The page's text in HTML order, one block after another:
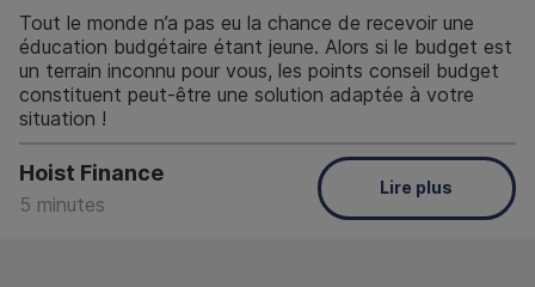
Tout le monde n’a pas eu la chance de recevoir une
éducation budgétaire étant jeune. Alors si le budget est
un terrain inconnu pour vous, les points conseil budget
constituent peut-être une solution adaptée à votre
situation !
Hoist Finance
5 minutes
Lire plus